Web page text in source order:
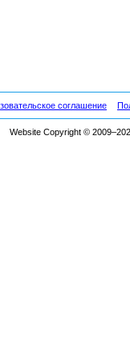
соглашение
Website Copyright ©